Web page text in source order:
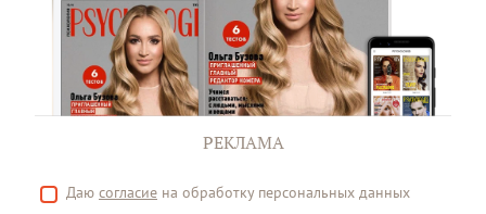
РЕКЛАМА
Даю согласие на обработку персональных данных